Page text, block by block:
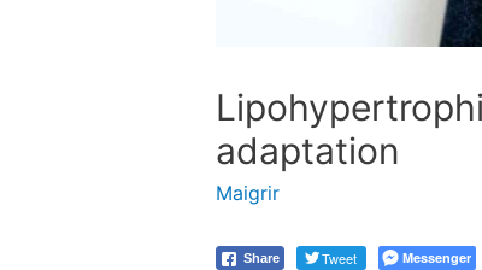
adaptation
Maigrir
Share Tweet Messenger